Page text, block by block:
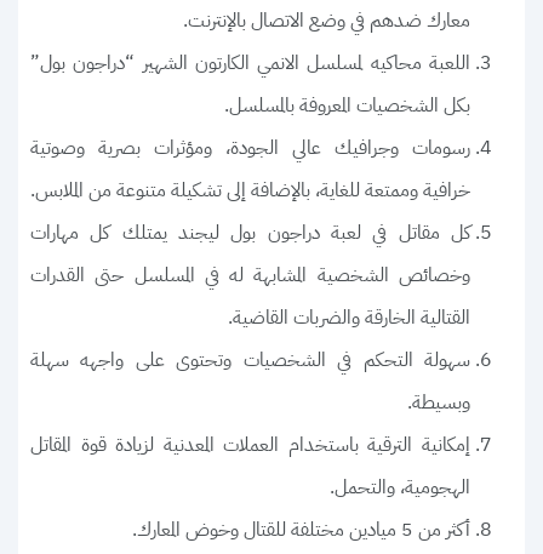
معارك ضدهم في وضع الاتصال بالإنترنت.
اللعبة محاكيه لمسلسل الانمي الكارتون الشهير “دراجون بول”
بكل الشخصيات المعروفة بالمسلسل.
رسومات وجرافيك عالي الجودة، ومؤثرات بصرية وصوتية
خرافية وممتعة للغاية، بالإضافة إلى تشكيلة متنوعة من الملابس.
كل مقاتل في لعبة دراجون بول ليجند يمتلك كل مهارات
وخصائص الشخصية المشابهة له في المسلسل حتى القدرات
القتالية الخارقة والضربات القاضية.
سهولة التحكم في الشخصيات وتحتوى على واجهه سهلة
وبسيطة.
إمكانية الترقية باستخدام العملات المعدنية لزيادة قوة المقاتل
الهجومية، والتحمل.
أكثر من 5 ميادين مختلفة للقتال وخوض المعارك.